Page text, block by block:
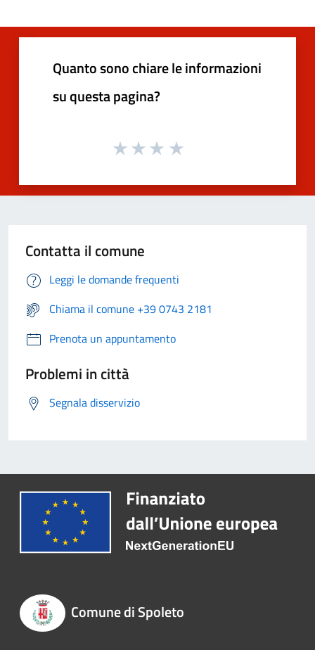
Quanto sono chiare le informazioni
su questa pagina?
Contatta il comune
Leggi le domande frequenti
Chiama il comune +39 0743 2181
Prenota un appuntamento
Problemi in città
Segnala disservizio
Comune di Spoleto